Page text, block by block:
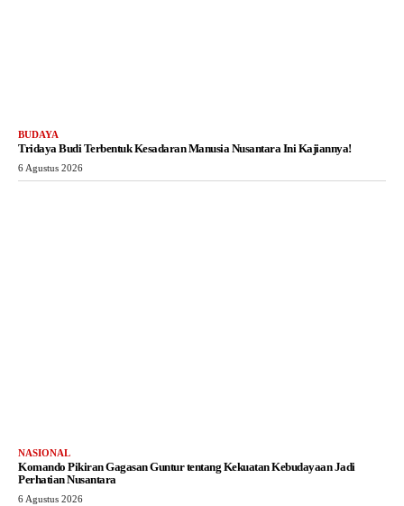
BUDAYA
Tridaya Budi Terbentuk Kesadaran Manusia Nusantara Ini Kajiannya!
6 Agustus 2026
NASIONAL
Komando Pikiran Gagasan Guntur tentang Kekuatan Kebudayaan Jadi
Perhatian Nusantara
6 Agustus 2026